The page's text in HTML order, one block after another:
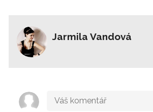
Jarmila Vandová